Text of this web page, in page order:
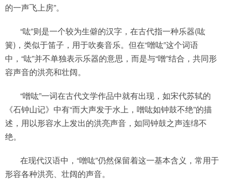
的一声飞上房”。
“吰”则是一个较为生僻的汉字，在古代指一种乐器(吰
簧)，类似于笛子，用于吹奏音乐。但在“噌吰”这个词语
中，“吰”并不单独表示乐器的意思，而是与“噌”结合，共同形
容声音的洪亮和壮阔。
“噌吰”一词在古代文学作品中就有出现，如宋代苏轼的
《石钟山记》中有“而大声发于水上，噌吰如钟鼓不绝”的描
述，用以形容水上发出的洪亮声音，如同钟鼓之声连绵不
绝。
在现代汉语中，“噌吰”仍然保留着这一基本含义，常用于
形容各种洪亮、壮阔的声音。